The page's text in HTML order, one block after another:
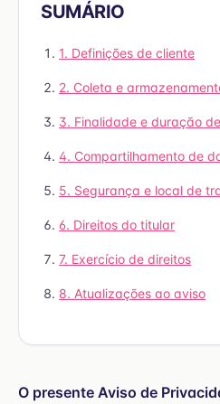
SUMÁRIO
1. Definições de cliente
2. Coleta e
3. Finalidade e duração
4. Compartilhamento de
5. Segurança e local de
6. Direitos do titular
7. Exercício de direitos
8. Atualizações ao aviso
O presente Aviso de